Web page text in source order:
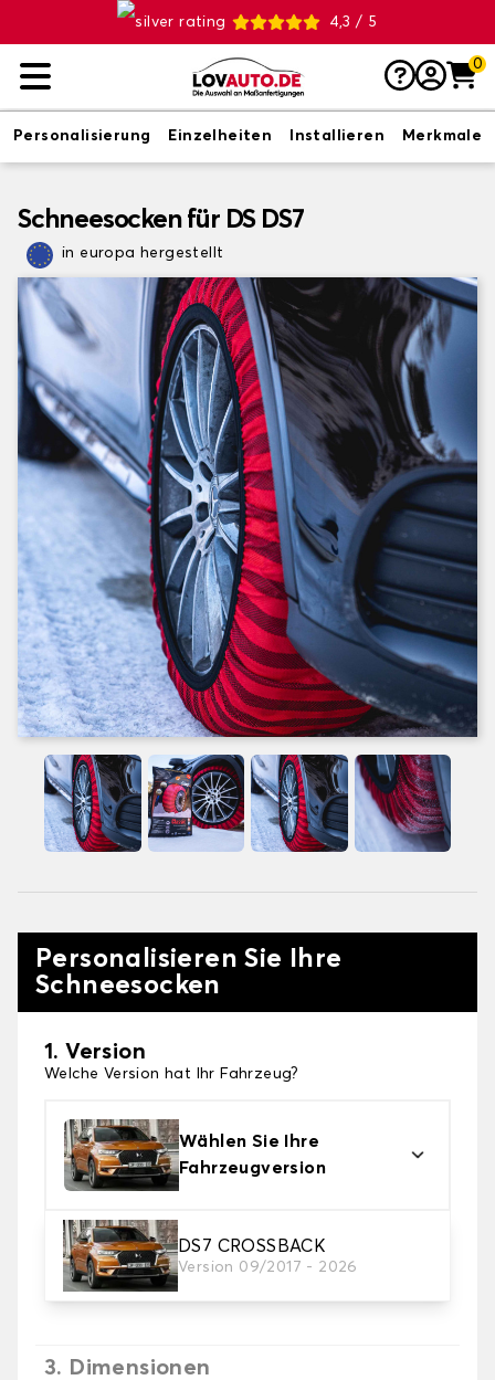
4,3 / 5
0
Personalisierung Einzelheiten Installieren Merkmale
Schneesocken für DS DS7
in europa hergestellt
Personalisieren Sie Ihre
Schneesocken
1. Version
Welche Version hat Ihr Fahrzeug?
Wählen Sie Ihre
Fahrzeugversion
DS7 CROSSBACK
Version 09/2017 - 2026
2. Finishing Schneesocke
Wählen Sie die passenden Schneesocken für Ihre
Bedürfnisse.
3. Dimensionen